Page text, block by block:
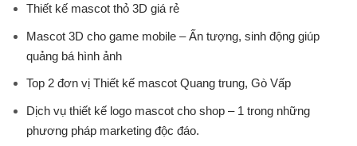
Thiết kế mascot thỏ 3D giá rẻ
Mascot 3D cho game mobile – Ấn tượng, sinh động giúp
quảng bá hình ảnh
Top 2 đơn vị Thiết kế mascot Quang trung, Gò Vấp
Dịch vụ thiết kế logo mascot cho shop – 1 trong những
phương pháp marketing độc đáo.